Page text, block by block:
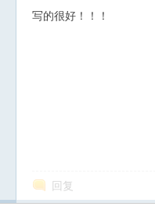
写的很好！！！
回复